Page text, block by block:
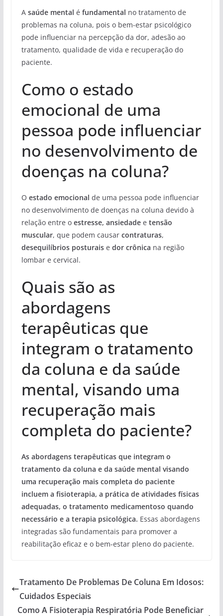
A saúde mental é fundamental no tratamento de
problemas na coluna, pois o bem-estar psicológico
pode influenciar na percepção da dor, adesão ao
tratamento, qualidade de vida e recuperação do
paciente.
Como o estado
emocional de uma
pessoa pode influenciar
no desenvolvimento de
doenças na coluna?
O estado emocional de uma pessoa pode influenciar
no desenvolvimento de doenças na coluna devido à
relação entre o estresse, ansiedadee tensão
muscular, que podem causar contraturas,
desequilíbrios posturaise dor crônica na região
lombar e cervical.
Quais são as
abordagens
terapêuticas que
integram o tratamento
da coluna e da saúde
mental, visando uma
recuperação mais
completa do paciente?
As abordagens terapêuticas que integram o
tratamento da coluna e da saúde mental visando
uma recuperação mais completa do paciente
incluem a fisioterapia, a prática de atividades físicas
adequadas, o tratamento medicamentoso quando
necessário e a terapia psicológica. Essas abordagens
integradas são fundamentais para promover a
reabilitação eficaz e o bem-estar pleno do paciente.
Tratamento De Problemas De Coluna Em Idosos:
Cuidados Especiais
Como A Fisioterapia Respiratória Pode Beneficiar